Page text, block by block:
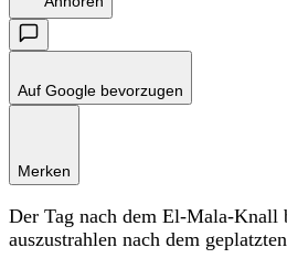
Auf Google bevorzugen
Merken
Der Tag nach dem El-Mala-Knall
auszustrahlen nach dem